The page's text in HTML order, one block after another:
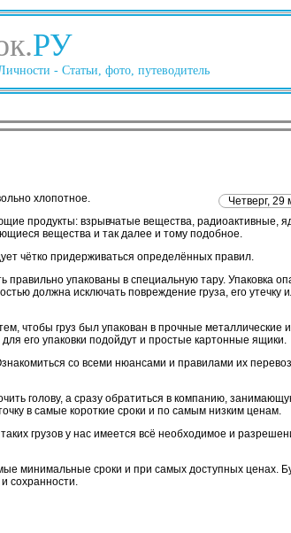
РУ
- Статьи, фото, путеводитель
Четверг, 29
хлопотное.
продукты: взрывчатые вещества, радиоактивные,
вещества и так далее и тому подобное.
чётко придерживаться определённых правил.
правильно упакованы в специальную тару. Упаковка
должна исключать повреждение груза, его утечку
чтобы груз был упакован в прочные металлические
его упаковки подойдут и простые картонные ящики.
со всеми нюансами и правилами их
голову, а сразу обратиться в компанию,
в самые короткие сроки и по самым низким ценам.
грузов у нас имеется всё необходимое и
минимальные сроки и при самых доступных ценах.
сохранности.